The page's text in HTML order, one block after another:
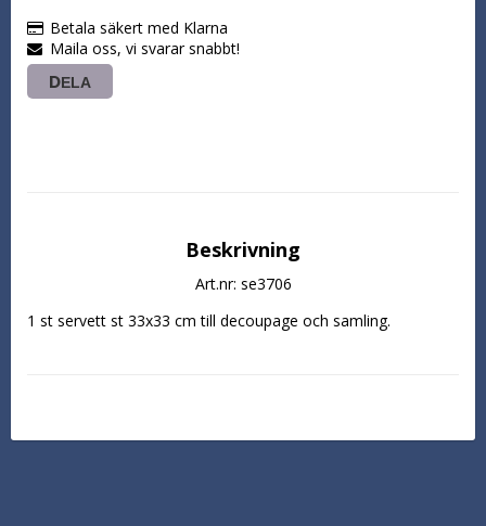
Betala säkert med Klarna
Maila oss, vi svarar snabbt!
DELA
Beskrivning
Art.nr: se3706
1 st servett st 33x33 cm till decoupage och samling.